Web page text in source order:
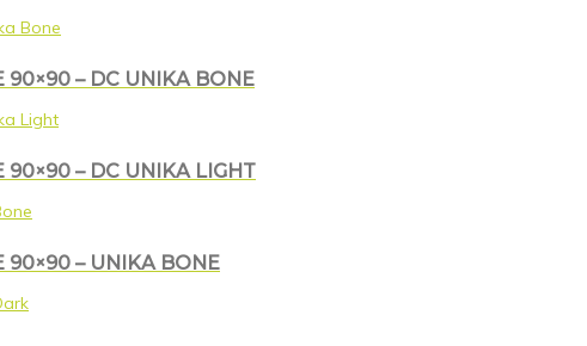
90×90 – DC UNIKA BONE
90×90 – DC UNIKA LIGHT
90×90 – UNIKA BONE